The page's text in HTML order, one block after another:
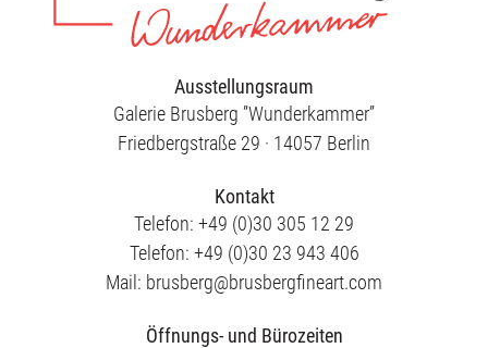
Ausstellungsraum
Galerie Brusberg ”Wunderkammer”
Friedbergstraße 29 · 14057 Berlin
Kontakt
Telefon: +49 (0)30 305 12 29
Telefon: +49 (0)30 23 943 406
Mail: brusberg@brusbergfineart.com
Öffnungs- und Bürozeiten